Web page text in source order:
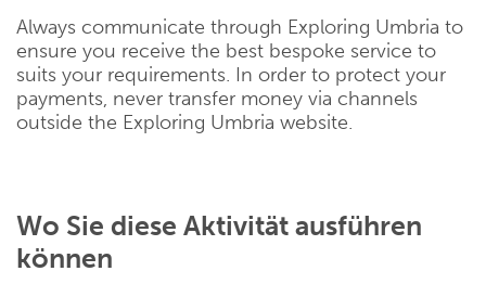
Always communicate through Exploring Umbria to
ensure you receive the best bespoke service to
suits your requirements. In order to protect your
payments, never transfer money via channels
outside the Exploring Umbria website.
Wo Sie diese Aktivität ausführen
können